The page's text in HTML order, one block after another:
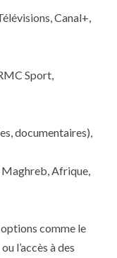
Canal+,
Sport,
documentaires),
Maghreb, Afrique,
comme le
l’accès à des